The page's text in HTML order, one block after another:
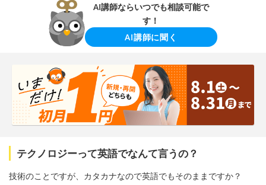
AI講師ならいつでも相談可能で
す！
AI講師に聞く
テクノロジーって英語でなんて言うの？
技術のことですが、カタカナなので英語でもそのままですか？